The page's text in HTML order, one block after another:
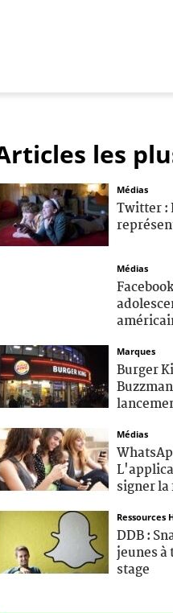
les
Médias
Twitter :
Médias
Marques
Burger
Médias
signer
Ressources
DDB :
jeunes
stage